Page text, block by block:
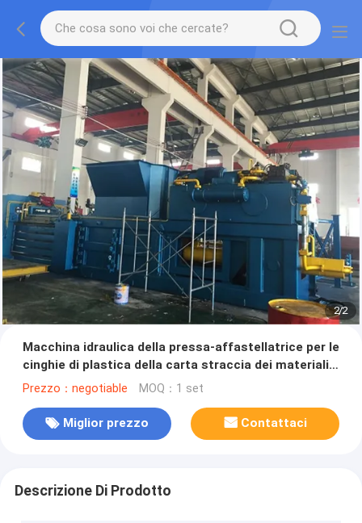
2/2
Macchina idraulica della pressa-affastellatrice per le
cinghie di plastica della carta straccia dei materiali
sfusi
Prezzo：negotiable MOQ：1 set
Miglior prezzo Contattaci
Descrizione Di Prodotto